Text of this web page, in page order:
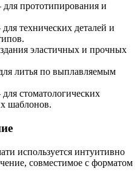
прототипирования и
технических деталей и
эластичных и прочных
литья по выплавляемым
стоматологических
шаблонов.
используется интуитивно
совместимое с форматом